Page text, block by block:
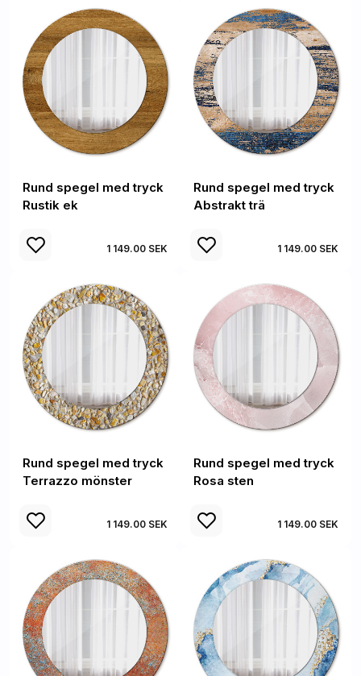
Rund spegel med tryck
Rustik ek
1 149.00 SEK
Rund spegel med tryck
Abstrakt trä
1 149.00 SEK
Rund spegel med tryck
Terrazzo mönster
1 149.00 SEK
Rund spegel med tryck
Rosa sten
1 149.00 SEK